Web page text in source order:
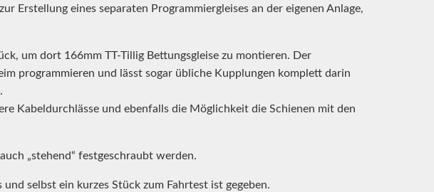
Erstellung eines separaten Programmiergleises an der eigenen Anlage,
um dort 166mm TT-Tillig Bettungsgleise zu montieren. Der
programmieren und lässt sogar übliche Kupplungen komplett darin
Kabeldurchlässe und ebenfalls die Möglichkeit die Schienen mit den
„stehend“ festgeschraubt werden.
selbst ein kurzes Stück zum Fahrtest ist gegeben.